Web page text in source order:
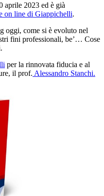
aprile 2023 ed è già
on line di Giappichelli.
oggi, come si è evoluto nel
fini professionali, be’… Cose
per la rinnovata fiducia e al
il prof. Alessandro Stanchi.